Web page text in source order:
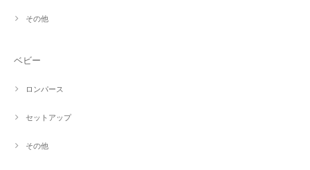
その他
ベビー
ロンパース
セットアップ
その他